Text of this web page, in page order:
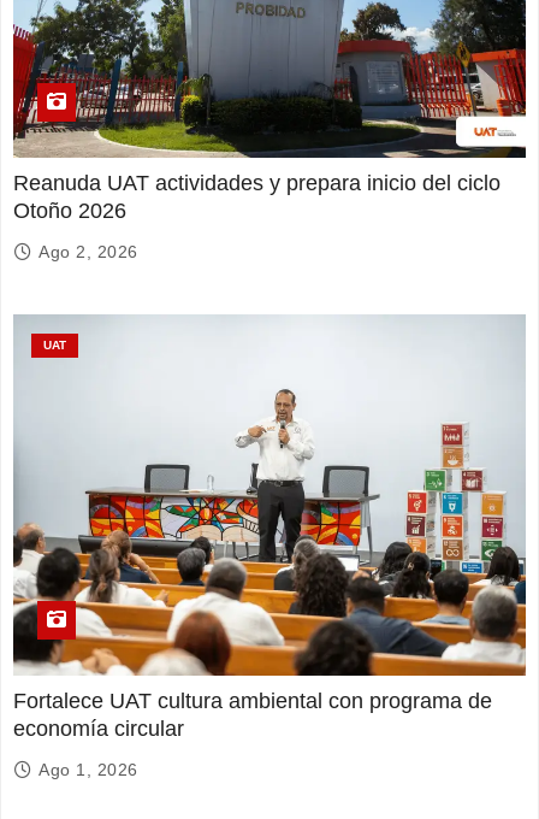
Reanuda UAT actividades y prepara inicio del ciclo
Otoño 2026
Ago 2, 2026
UAT
Fortalece UAT cultura ambiental con programa de
economía circular
Ago 1, 2026